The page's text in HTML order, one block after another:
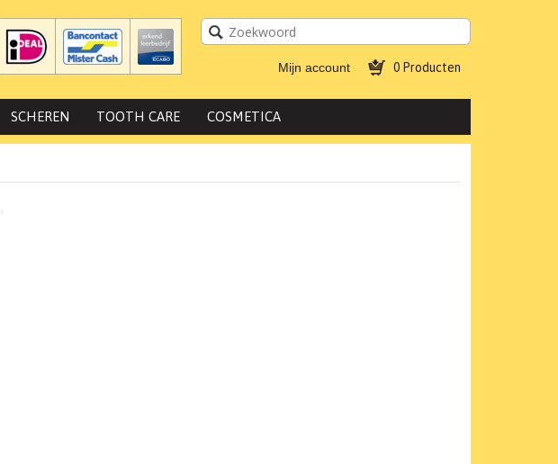
Mijn account 0 Producten
SCHEREN TOOTH CARE COSMETICA